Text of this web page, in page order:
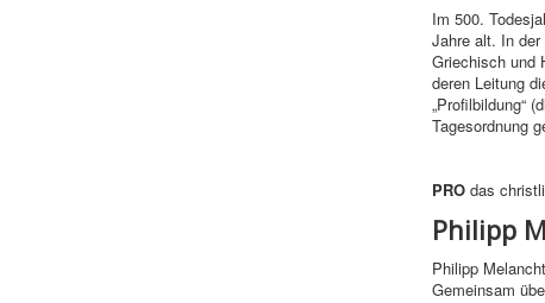
Im 500.
Jahre alt. In
Griechisch und
deren Leitung
„Profilbildung“
Tagesordnung
PRO das
Philipp
Philipp
Gemeinsam